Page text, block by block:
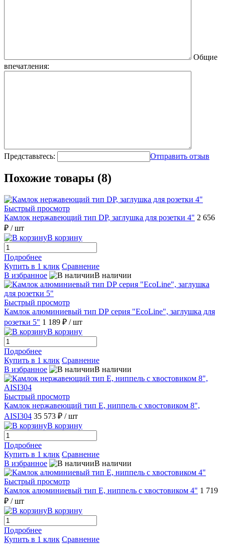
Общие
впечатления:
Представьтесь: Отправить отзыв
Похожие товары (8)
Быстрый просмотр
Камлок нержавеющий тип DР, заглушка для розетки 4" 2 656
₽ / шт
В корзину
Подробнее
Купить в 1 клик Сравнение
В избранное
В наличии
Быстрый просмотр
Камлок алюминиевый тип DР серия "EcoLine", заглушка для
розетки 5" 1 189 ₽ / шт
В корзину
Подробнее
Купить в 1 клик Сравнение
В избранное
В наличии
Быстрый просмотр
Камлок нержавеющий тип E, ниппель с хвостовиком 8",
AISI304 35 573 ₽ / шт
В корзину
Подробнее
Купить в 1 клик Сравнение
В избранное
В наличии
Быстрый просмотр
Камлок алюминиевый тип E, ниппель с хвостовиком 4" 1 719
₽ / шт
В корзину
Подробнее
Купить в 1 клик Сравнение